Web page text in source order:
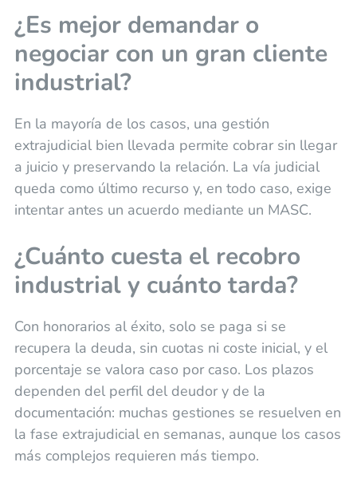
¿Es mejor demandar o
negociar con un gran cliente
industrial?
En la mayoría de los casos, una gestión
extrajudicial bien llevada permite cobrar sin llegar
a juicio y preservando la relación. La vía judicial
queda como último recurso y, en todo caso, exige
intentar antes un acuerdo mediante un MASC.
¿Cuánto cuesta el recobro
industrial y cuánto tarda?
Con honorarios al éxito, solo se paga si se
recupera la deuda, sin cuotas ni coste inicial, y el
porcentaje se valora caso por caso. Los plazos
dependen del perfil del deudor y de la
documentación: muchas gestiones se resuelven en
la fase extrajudicial en semanas, aunque los casos
más complejos requieren más tiempo.